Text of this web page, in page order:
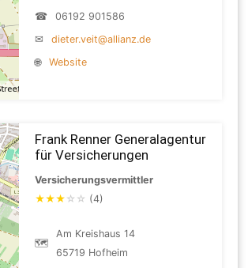
☎
06192 901586
✉
dieter.veit@allianz.de
🌐
Website
Frank Renner Generalagentur
für Versicherungen
Versicherungsvermittler
★★★ ☆ ☆ (4)
🗺
Am Kreishaus 14
65719 Hofheim